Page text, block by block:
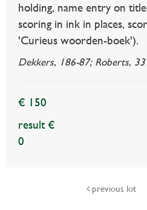
holding, name entry on
scoring in ink in places,
'Curieus woorden-boek').
Dekkers, 186-87; Roberts,
€ 150
result €
0
previous lot